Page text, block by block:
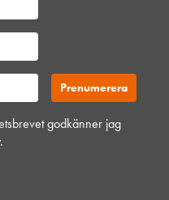
godkänner jag
.